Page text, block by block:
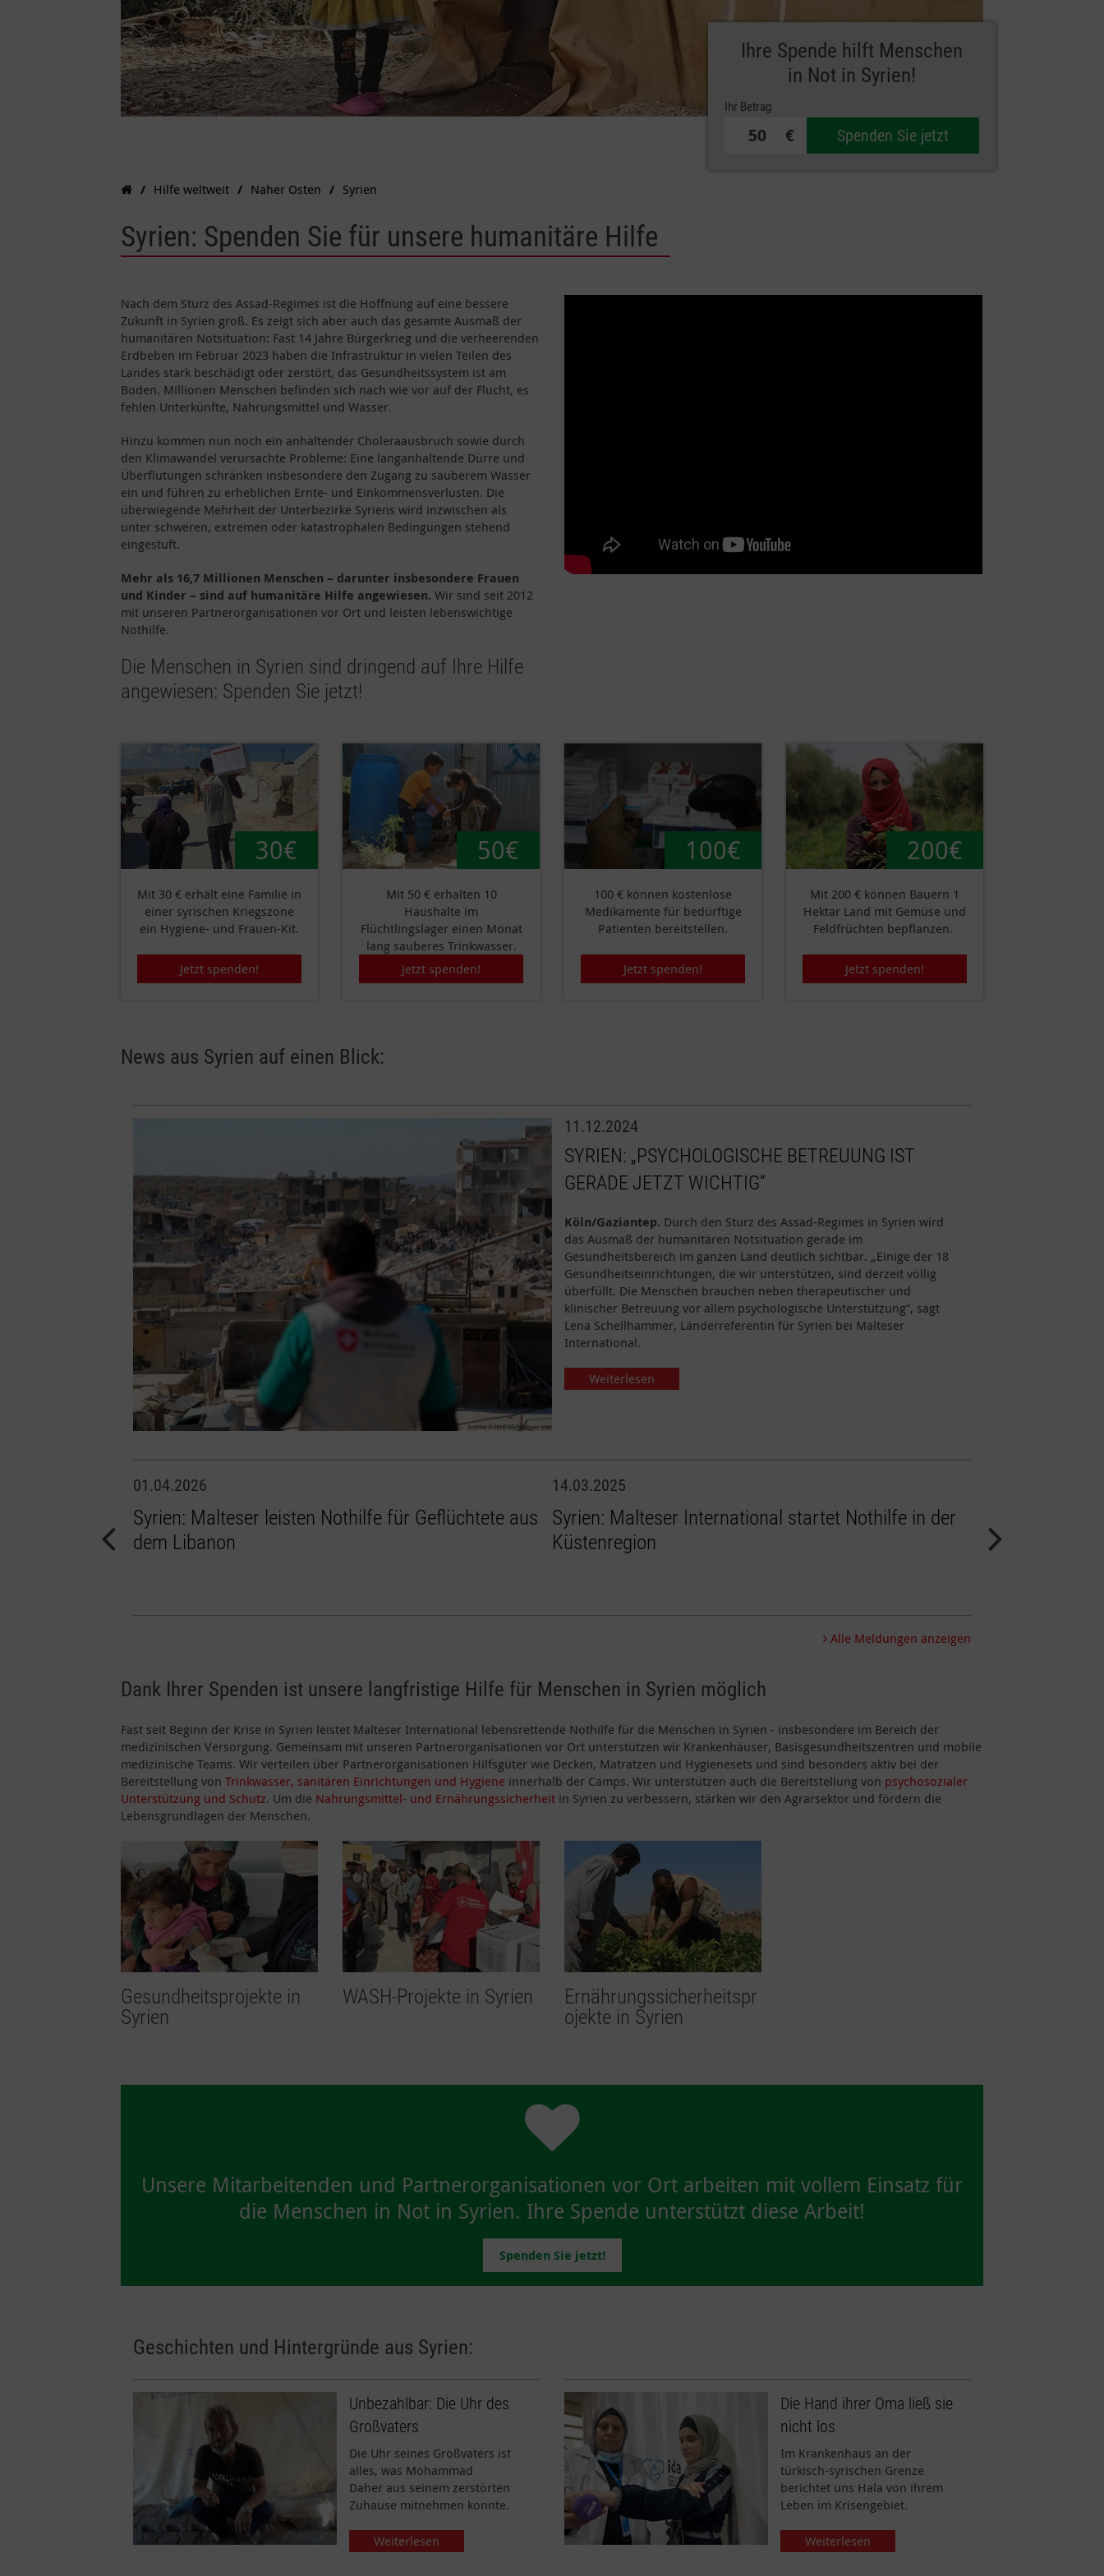
Ihre Spende hilft Menschen
in Not in Syrien!
Ihr Betrag
€ Spenden Sie jetzt
Hilfe weltweit Naher Osten Syrien
Syrien: Spenden Sie für unsere humanitäre Hilfe
Nach dem Sturz des Assad-Regimes ist die Hoffnung auf eine bessere
Zukunft in Syrien groß. Es zeigt sich aber auch das gesamte Ausmaß der
humanitären Notsituation: Fast 14 Jahre Bürgerkrieg und die verheerenden
Erdbeben im Februar 2023 haben die Infrastruktur in vielen Teilen des
Landes stark beschädigt oder zerstört, das Gesundheitssystem ist am
Boden. Millionen Menschen befinden sich nach wie vor auf der Flucht, es
fehlen Unterkünfte, Nahrungsmittel und Wasser.
Hinzu kommen nun noch ein anhaltender Choleraausbruch sowie durch
den Klimawandel verursachte Probleme: Eine langanhaltende Dürre und
Überflutungen schränken insbesondere den Zugang zu sauberem Wasser
ein und führen zu erheblichen Ernte- und Einkommensverlusten. Die
überwiegende Mehrheit der Unterbezirke Syriens wird inzwischen als
unter schweren, extremen oder katastrophalen Bedingungen stehend
eingestuft.
Mehr als 16,7 Millionen Menschen – darunter insbesondere Frauen
und Kinder – sind auf humanitäre Hilfe angewiesen. Wir sind seit 2012
mit unseren Partnerorganisationen vor Ort und leisten lebenswichtige
Nothilfe.
Die Menschen in Syrien sind dringend auf Ihre Hilfe
angewiesen: Spenden Sie jetzt!
30€
Mit 30 € erhält eine Familie in
einer syrischen Kriegszone
ein Hygiene- und Frauen-Kit.
Jetzt spenden!
50€
Mit 50 € erhalten 10
Haushalte im
Flüchtlingslager einen Monat
lang sauberes Trinkwasser.
Jetzt spenden!
100€
100 € können kostenlose
Medikamente für bedürftige
Patienten bereitstellen.
Jetzt spenden!
200€
Mit 200 € können Bauern 1
Hektar Land mit Gemüse und
Feldfrüchten bepflanzen.
Jetzt spenden!
News aus Syrien auf einen Blick:
11.12.2024
SYRIEN: „PSYCHOLOGISCHE BETREUUNG IST
GERADE JETZT WICHTIG“
Köln/Gaziantep. Durch den Sturz des Assad-Regimes in Syrien wird
das Ausmaß der humanitären Notsituation gerade im
Gesundheitsbereich im ganzen Land deutlich sichtbar. „Einige der 18
Gesundheitseinrichtungen, die wir unterstützen, sind derzeit völlig
überfüllt. Die Menschen brauchen neben therapeutischer und
klinischer Betreuung vor allem psychologische Unterstützung“, sagt
Lena Schellhammer, Länderreferentin für Syrien bei Malteser
International.
Weiterlesen
01.04.2026
Syrien: Malteser leisten Nothilfe für Geflüchtete aus
dem Libanon
14.03.2025
Syrien: Malteser International startet Nothilfe in der
Küstenregion
berichtet aus
Alle Meldungen anzeigen
Dank Ihrer Spenden ist unsere langfristige Hilfe für Menschen in Syrien möglich
Fast seit Beginn der Krise in Syrien leistet Malteser International lebensrettende Nothilfe für die Menschen in Syrien - insbesondere im Bereich der
medizinischen Versorgung. Gemeinsam mit unseren Partnerorganisationen vor Ort unterstützen wir Krankenhäuser, Basisgesundheitszentren und mobile
medizinische Teams. Wir verteilen über Partnerorganisationen Hilfsgüter wie Decken, Matratzen und Hygienesets und sind besonders aktiv bei der
Bereitstellung von Trinkwasser, sanitären Einrichtungen und Hygiene innerhalb der Camps. Wir unterstützen auch die Bereitstellung von psychosozialer
Unterstützung und Schutz. Um die Nahrungsmittel- und Ernährungssicherheit in Syrien zu verbessern, stärken wir den Agrarsektor und fördern die
Lebensgrundlagen der Menschen.
Gesundheitsprojekte in
Syrien
WASH-Projekte in Syrien
Ernährungssicherheitspr
ojekte in Syrien
Unsere Mitarbeitenden und Partnerorganisationen vor Ort arbeiten mit vollem Einsatz für
die Menschen in Not in Syrien. Ihre Spende unterstützt diese Arbeit!
Spenden Sie jetzt!
Geschichten und Hintergründe aus Syrien:
Unbezahlbar: Die Uhr des
Großvaters
Die Uhr seines Großvaters ist
alles, was Mohammad
Daher aus seinem zerstörten
Zuhause mitnehmen konnte.
Weiterlesen
Die Hand ihrer Oma ließ sie
nicht los
Im Krankenhaus an der
türkisch-syrischen Grenze
berichtet uns Hala von ihrem
Leben im Krisengebiet.
Weiterlesen